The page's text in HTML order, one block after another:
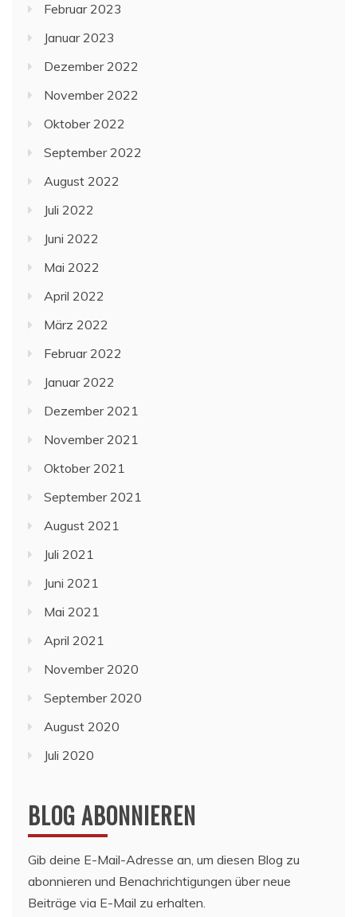
Februar 2023
Januar 2023
Dezember 2022
November 2022
Oktober 2022
September 2022
August 2022
Juli 2022
Juni 2022
Mai 2022
April 2022
März 2022
Februar 2022
Januar 2022
Dezember 2021
November 2021
Oktober 2021
September 2021
August 2021
Juli 2021
Juni 2021
Mai 2021
April 2021
November 2020
September 2020
August 2020
Juli 2020
BLOG ABONNIEREN
Gib deine E-Mail-Adresse an, um diesen Blog zu
abonnieren und Benachrichtigungen über neue
Beiträge via E-Mail zu erhalten.